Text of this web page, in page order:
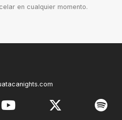
en cualquier momento.